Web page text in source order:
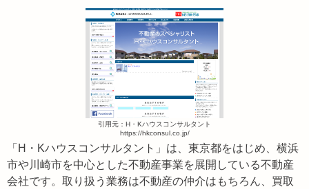
引用元：H・Kハウスコンサルタント
https://hkconsul.co.jp/
「H・Kハウスコンサルタント」は、東京都をはじめ、横浜
市や川崎市を中心とした不動産事業を展開している不動産
会社です。取り扱う業務は不動産の仲介はもちろん、買取